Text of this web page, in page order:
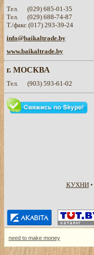
Тел. (029) 685-01-35
Тел. (029) 688-74-87
Т./факс (017) 293-39-24
info@baikaltrade.by
www.baikaltrade.by
г. МОСКВА
Тел. (903) 593-61-02
КУХНИ•
need to make money